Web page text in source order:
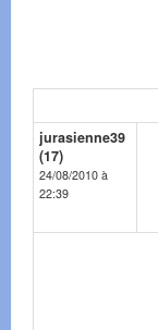
jurasienne39
(17)
24/08/2010 à
22:39